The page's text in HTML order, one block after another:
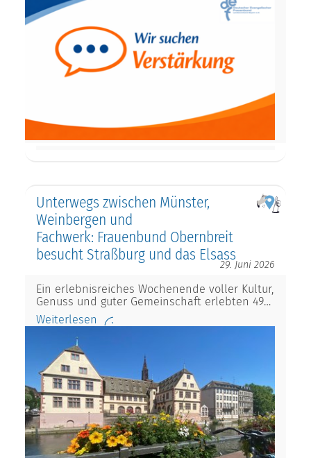
Unterwegs zwischen Münster,
Weinbergen und
Fachwerk: Frauenbund Obernbreit
besucht Straßburg und das Elsass
29. Juni 2026
Ein erlebnisreiches Wochenende voller Kultur,
Genuss und guter Gemeinschaft erlebten 49…
Weiterlesen